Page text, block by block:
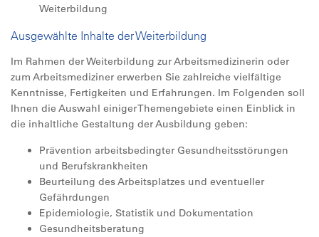
Weiterbildung
Ausgewählte Inhalte der Weiterbildung
Im Rahmen der Weiterbildung zur Arbeitsmedizinerin oder
zum Arbeitsmediziner erwerben Sie zahlreiche vielfältige
Kenntnisse, Fertigkeiten und Erfahrungen. Im Folgenden soll
Ihnen die Auswahl einiger Themengebiete einen Einblick in
die inhaltliche Gestaltung der Ausbildung geben:
Prävention arbeitsbedingter Gesundheitsstörungen
und Berufskrankheiten
Beurteilung des Arbeitsplatzes und eventueller
Gefährdungen
Epidemiologie, Statistik und Dokumentation
Gesundheitsberatung